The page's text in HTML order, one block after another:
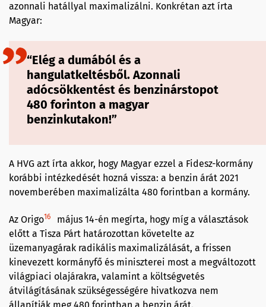
azonnali hatállyal maximalizálni. Konkrétan azt írta
Magyar:
“Elég a dumából és a
hangulatkeltésből. Azonnali
adócsökkentést és benzinárstopot
480 forinton a magyar
benzinkutakon!”
A HVG azt írta akkor, hogy Magyar ezzel a Fidesz-kormány
korábbi intézkedését hozná vissza: a benzin árát 2021
novemberében maximalizálta 480 forintban a kormány.
Az Origo16
május 14-én megírta, hogy míg a választások
előtt a Tisza Párt határozottan követelte az
üzemanyagárak radikális maximalizálását, a frissen
kinevezett kormányfő és miniszterei most a megváltozott
világpiaci olajárakra, valamint a költségvetés
átvilágításának szükségességére hivatkozva nem